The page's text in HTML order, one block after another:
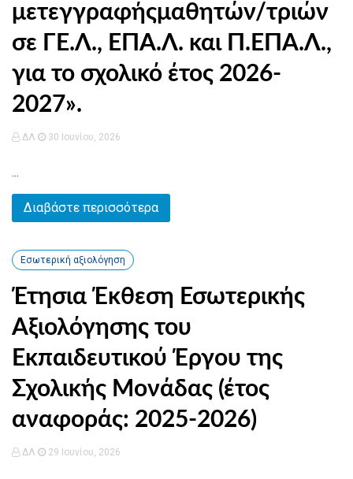
μετεγγραφήςμαθητών/τριών
σε ΓΕ.Λ., ΕΠΑ.Λ. και Π.ΕΠΑ.Λ.,
για το σχολικό έτος 2026-
2027».
ΔΛ 30 Ιουνίου, 2026
...
Διαβάστε περισσότερα
Εσωτερική αξιολόγηση
Έτησια Έκθεση Εσωτερικής
Αξιολόγησης του
Εκπαιδευτικού Έργου της
Σχολικής Μονάδας (έτος
αναφοράς: 2025-2026)
ΔΛ 29 Ιουνίου, 2026